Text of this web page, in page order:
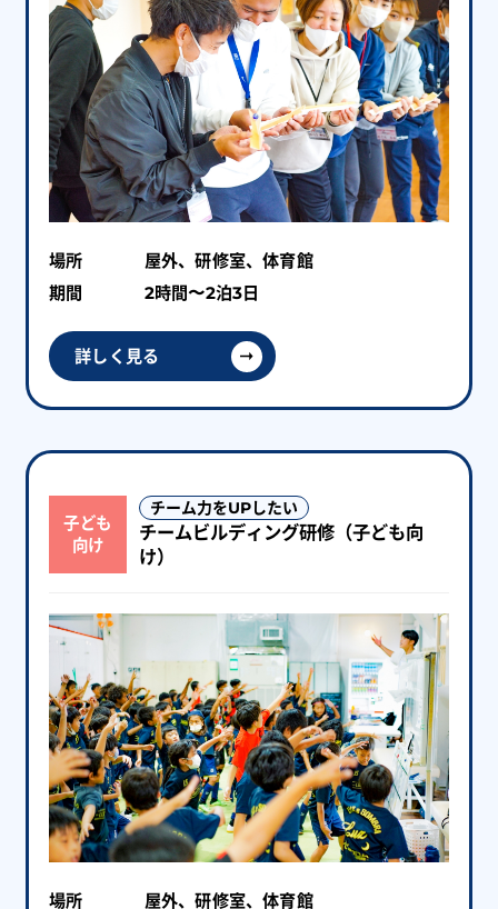
場所
屋外、研修室、体育館
期間
2時間〜2泊3日
詳しく見る
子ども
向け
チーム力をUPしたい
チームビルディング研修（子ども向
け）
場所 屋外、研修室、体育館